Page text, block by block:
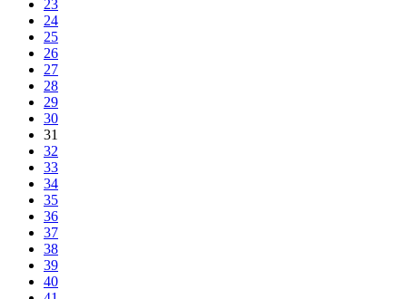
23
24
25
26
27
28
29
30
31
32
33
34
35
36
37
38
39
40